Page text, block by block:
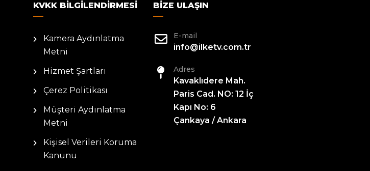
KVKK BILGILENDIRMESI
Kamera Aydınlatma
Metni
Hizmet Şartları
Çerez Politikası
Müşteri Aydınlatma
Metni
Kişisel Verileri Koruma
Kanunu
BIZE ULAŞIN
E-mail
info@ilketv.com.tr
Adres
Kavaklıdere Mah.
Paris Cad. NO: 12 İç
Kapı No: 6
Çankaya / Ankara